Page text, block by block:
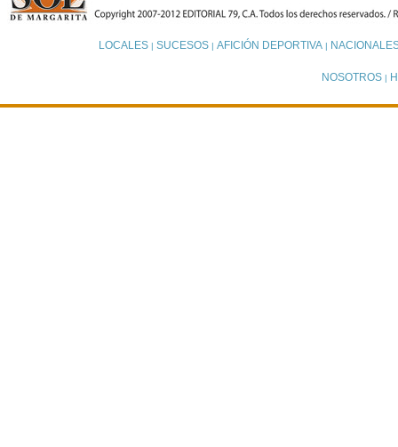
LOCALES| SUCESOS| AFICIÓN DEPORTIVA|
NOSOTROS |